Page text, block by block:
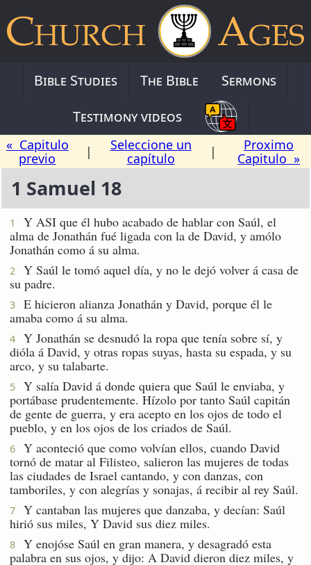
Bible Studies The Bible
Sermons
Testimony videos
« Capitulo
previo
|
Seleccione un
capítulo
|
Proximo
Capitulo »
1 Samuel 18
1
Y ASI que él hubo acabado de hablar con Saúl, el
alma de Jonathán fué ligada con la de David, y amólo
Jonathán como á su alma.
2
Y Saúl le tomó aquel día, y no le dejó volver á casa de
su padre.
3
E hicieron alianza Jonathán y David, porque él le
amaba como á su alma.
4
Y Jonathán se desnudó la ropa que tenía sobre sí, y
dióla á David, y otras ropas suyas, hasta su espada, y su
arco, y su talabarte.
5
Y salía David á donde quiera que Saúl le enviaba, y
portábase prudentemente. Hízolo por tanto Saúl capitán
de gente de guerra, y era acepto en los ojos de todo el
pueblo, y en los ojos de los criados de Saúl.
6
Y aconteció que como volvían ellos, cuando David
tornó de matar al Filisteo, salieron las mujeres de todas
las ciudades de Israel cantando, y con danzas, con
tamboriles, y con alegrías y sonajas, á recibir al rey Saúl.
7
Y cantaban las mujeres que danzaba, y decían: Saúl
hirió sus miles, Y David sus diez miles.
8
Y enojóse Saúl en gran manera, y desagradó esta
palabra en sus ojos, y dijo: A David dieron diez miles, y